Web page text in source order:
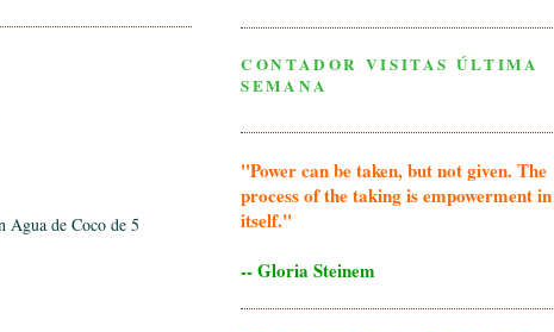
Agua de Coco de 5
CONTADOR VISITAS ÚLTIMA
SEMANA
"Power can be taken, but not given. The
process of the taking is empowerment in
itself."
-- Gloria Steinem